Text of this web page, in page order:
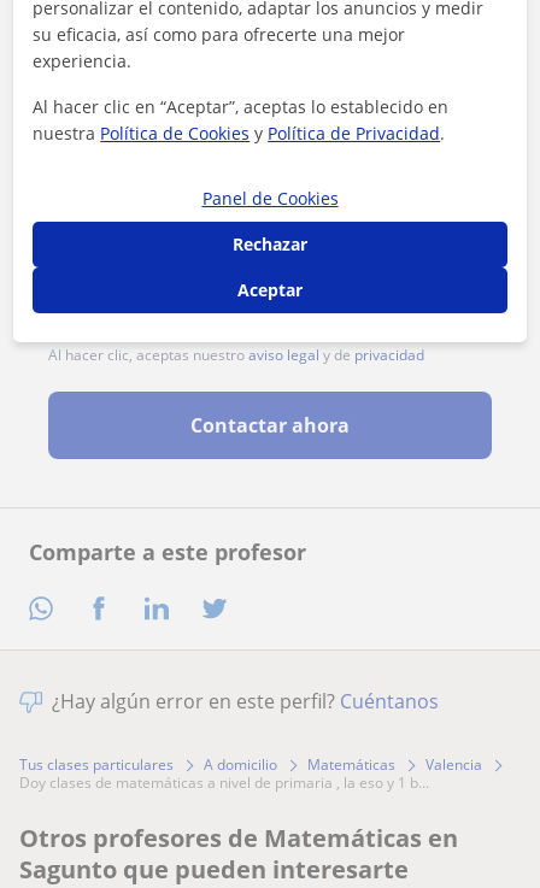
Comparte a este profesor
Al hacer clic, aceptas nuestroaviso legal y de privacidad
Contactar ahora
¿Hay algún error en este perfil? Cuéntanos
Tus clases particulares A domicilio Matemáticas
Valencia
doy clases de matemáticas a nivel de primaria , la eso y 1 b...
Otros profesores de Matemáticas en
Sagunto que pueden interesarte
personalizar el contenido, adaptar los anuncios y medir
su eficacia, así como para ofrecerte una mejor
experiencia.
Al hacer clic en “Aceptar”, aceptas lo establecido en
nuestra Política de Cookies y Política de Privacidad.
Panel de Cookies
Rechazar
Aceptar